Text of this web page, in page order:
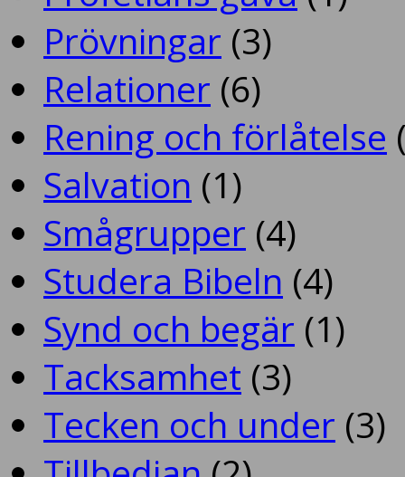
Prövningar (3)
Relationer (6)
Rening och förlåtelse
Salvation (1)
Smågrupper (4)
Studera Bibeln (4)
Synd och begär (1)
Tacksamhet (3)
Tecken och under (3)